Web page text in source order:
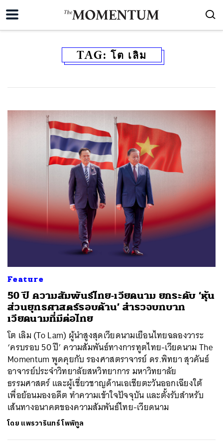
TAG: โต เลิม
Feature
50 ปี ความสัมพันธ์ไทย-เวียดนาม ยกระดับ ‘หุ้น
ส่วนยุทธศาสตร์รอบด้าน’ สำรวจบทบาท
เวียดนามที่มีต่อไทย
โต เลิม (To Lam) ผู้นำสูงสุดเวียดนามเยือนไทยฉลองวาระ
‘ครบรอบ 50 ปี’ ความสัมพันธ์ทางการทูตไทย-เวียดนาม The
Momentum พูดคุยกับ รองศาสตราจารย์ ดร.พิทยา สุวคันธ์
อาจารย์ประจำวิทยาลัยสหวิทยาการ มหาวิทยาลัย
ธรรมศาสตร์ และผู้เชี่ยวชาญด้านเอเชียตะวันออกเฉียงใต้
เพื่อย้อนมองอดีต ทำความเข้าใจปัจจุบัน และตั้งรับสำหรับ
เส้นทางอนาคตของความสัมพันธ์ไทย-เวียดนาม
โดย แพรวารินทร์ โพพิทูล
ค้นหา